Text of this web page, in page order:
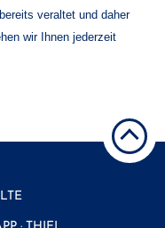
veraltet und daher
wir Ihnen jederzeit